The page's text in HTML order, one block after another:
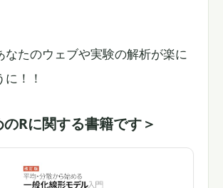
なたのウェブや実験の解析が楽に
！！
のRに関する書籍です＞